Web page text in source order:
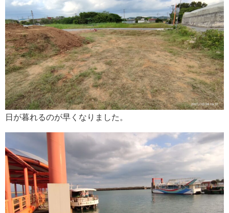
日が暮れるのが早くなりました。